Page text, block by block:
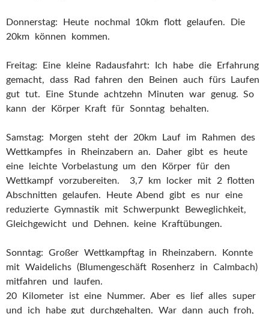
Donnerstag: Heute nochmal 10km flott gelaufen. Die
20km können kommen.
Freitag: Eine kleine Radausfahrt: Ich habe die Erfahrung
gemacht, dass Rad fahren den Beinen auch fürs Laufen
gut tut. Eine Stunde achtzehn Minuten war genug. So
kann der Körper Kraft für Sonntag behalten.
Samstag: Morgen steht der 20km Lauf im Rahmen des
Wettkampfes in Rheinzabern an. Daher gibt es heute
eine leichte Vorbelastung um den Körper für den
Wettkampf vorzubereiten. 3,7 km locker mit 2 flotten
Abschnitten gelaufen. Heute Abend gibt es nur eine
reduzierte Gymnastik mit Schwerpunkt Beweglichkeit,
Gleichgewicht und Dehnen. keine Kraftübungen.
Sonntag: Großer Wettkampftag in Rheinzabern. Konnte
mit Waidelichs (Blumengeschäft Rosenherz in Calmbach)
mitfahren und laufen.
20 Kilometer ist eine Nummer. Aber es lief alles super
und ich habe gut durchgehalten. War dann auch froh,